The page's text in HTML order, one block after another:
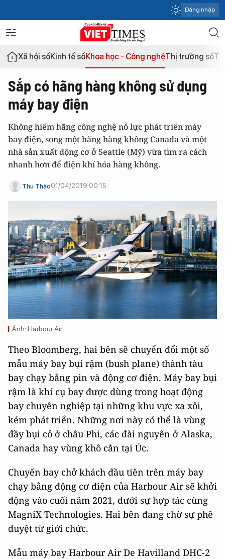
Đăng nhập
Xã hội sốKinh tế sốKhoa học - Công nghệThị trường số
Sắp có hãng hàng không sử dụng
máy bay điện
Không hiếm hãng công nghệ nỗ lực phát triển máy
bay điện, song một hãng hàng không Canada và một
nhà sản xuất động cơ ở Seattle (Mỹ) vừa tìm ra cách
nhanh hơn để điện khí hóa hàng không.
Thu Thảo01/04/2019 00:15
Ảnh: Harbour Air
Theo Bloomberg, hai bên sẽ chuyển đổi một số
mẫu máy bay bụi rậm (bush plane) thành tàu
bay chạy bằng pin và động cơ điện. Máy bay bụi
rậm là khí cụ bay được dùng trong hoạt động
bay chuyên nghiệp tại những khu vực xa xôi,
kém phát triển. Những nơi này có thể là vùng
đầy bụi cỏ ở châu Phi, các đài nguyên ở Alaska,
Canada hay vùng khô cằn tại Úc.
Chuyến bay chở khách đầu tiên trên máy bay
chạy bằng động cơ điện của Harbour Air sẽ khởi
động vào cuối năm 2021, dưới sự hợp tác cùng
MagniX Technologies. Hai bên đang chờ sự phê
duyệt từ giới chức.
Mẫu máy bay Harbour Air De Havilland DHC-2